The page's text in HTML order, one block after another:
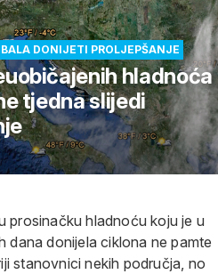
DONIJETI PROLJEPŠANJE
hladnoća
tjedna slijedi
prosinačku hladnoću koju je u
dana donijela ciklona ne pamte
stanovnici nekih područja, no